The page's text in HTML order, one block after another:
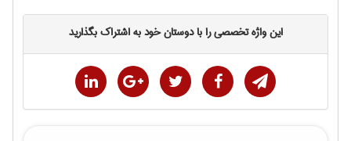
این واژه تخصصی را با دوستان خود به اشتراک بگذارید